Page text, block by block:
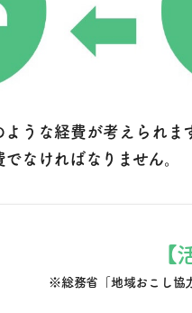
ような経費が考えられ
なければなりません。
【
※総務省「地域おこし協